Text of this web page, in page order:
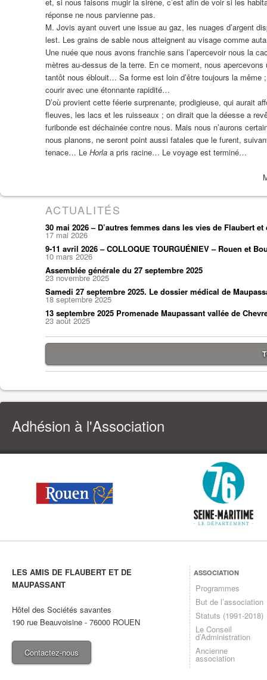
réponse ne nous parvienne pas.
M. Jovis ayant ouvert une issue au gaz, les nuages d’argent
lest. Les grains de sable nous atteignent au visage comme
Une nuée que nous avons franchie sans l’apercevoir nous la
mètres au-dessus de la terre. En ce moment, nous
tantôt nous éblouit… Sa forme est loin d’être toujours la
courir avec une étonnante rapidité…
D’où provient cette féerie surprenante, prodigieuse, qui aurait
ﬂeuves, les lacs et les ruisseaux ; on dirait que la déesse a
furibonde est déchainée contre nous. Mais nous n’aurons
nous planons, ne seront point aussi fatales que le furent,
tenace… Le Horla a pris racine… Le voyage est terminé…
ACTUALITÉS
30 mai 2026 – D’autres femmes dans les vies de Flaubert et
17 mai 2026
9-11 avril 2026 – COLLOQUE TOURGUÉNIEV – Rouen et
10 mars 2026
Assemblée générale du 27 septembre 2025
23 novembre 2025
Samedi 27 septembre 2025. Le dossier médical de
18 septembre 2025
13 septembre 2025 Promenade Maupassant vallée de
23 août 2025
Adhésion à l'Association
LES AMIS DE FLAUBERT ET DE
MAUPASSANT
Hôtel des Sociétés savantes
190 rue Beauvoisine - 76000 ROUEN
Contactez-nous
ASSOCIATION
Programmes
But de l’association
Statuts (1991-2018)
Le Conseil
d’Administration
Ancienne
association